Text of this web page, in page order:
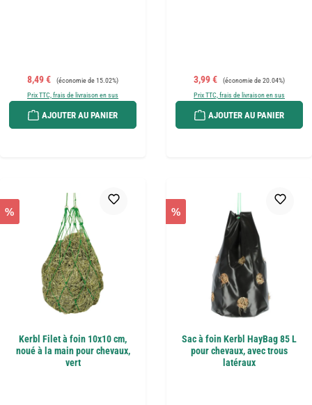
Prix de vente :
8,49 € Prix régulier :
(économie de 15.02%)
Prix TTC, frais de livraison en sus
AJOUTER AU PANIER
Prix de vente :
3,99 € Prix régulier :
(économie de 20.04%)
Prix TTC, frais de livraison en sus
AJOUTER AU PANIER
%
Kerbl Filet à foin 10x10 cm,
noué à la main pour chevaux,
vert
%
Sac à foin Kerbl HayBag 85 L
pour chevaux, avec trous
latéraux